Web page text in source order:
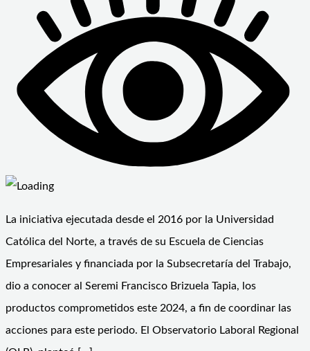
La iniciativa ejecutada desde el 2016 por la Universidad
Católica del Norte, a través de su Escuela de Ciencias
Empresariales y financiada por la Subsecretaría del Trabajo,
dio a conocer al Seremi Francisco Brizuela Tapia, los
productos comprometidos este 2024, a fin de coordinar las
acciones para este periodo. El Observatorio Laboral Regional